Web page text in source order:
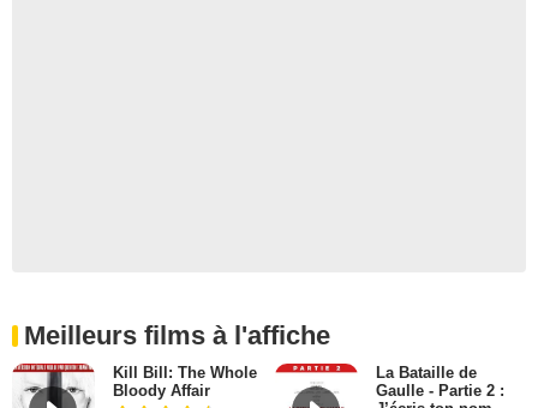
Meilleurs films à l'affiche
Kill Bill: The Whole
Bloody Affair
La Bataille de
Gaulle - Partie 2 :